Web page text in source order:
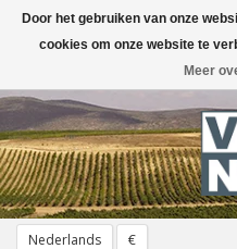
Nederlands €
Toggle
navigation
Door het gebruiken van onze
cookies om onze website te
Meer